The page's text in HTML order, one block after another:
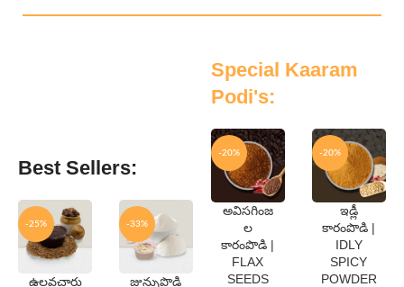
Best Sellers:
-25%
ఉలవచారు
-33%
జున్నుపొడి
Special Kaaram
Podi's:
-20%
QTY
Gms
500
Gms
అవిసగింజ
ల
కారంపొడి |
FLAX
SEEDS
-20%
QTY
Gms
500
Gms
ఇడ్లీ
కారంపొడి |
IDLY
SPICY
POWDER